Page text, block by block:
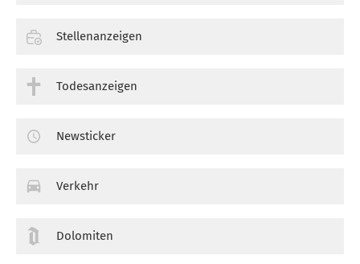
Stellenanzeigen
Todesanzeigen
Newsticker
Verkehr
Dolomiten